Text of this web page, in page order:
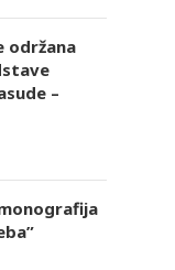
održana
–